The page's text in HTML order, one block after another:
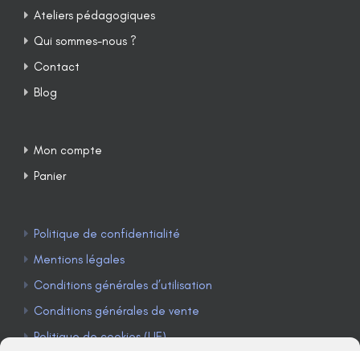
Ateliers pédagogiques
Qui sommes-nous ?
Contact
Blog
Mon compte
Panier
Politique de confidentialité
Mentions légales
Conditions générales d’utilisation
Conditions générales de vente
Politique de cookies (UE)